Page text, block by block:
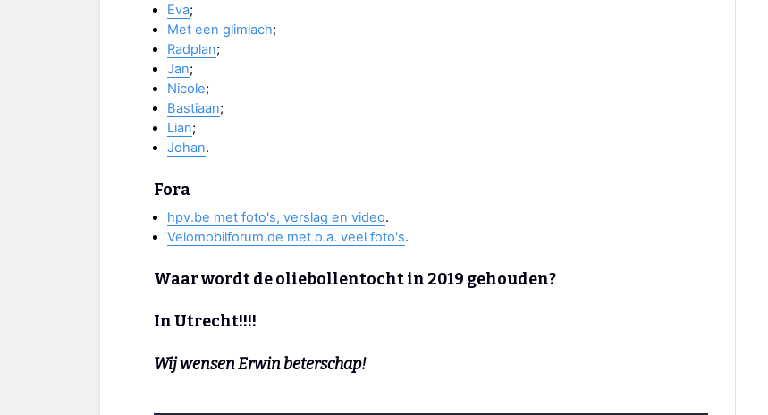
Eva;
Met een glimlach;
Radplan;
Jan;
Nicole;
Bastiaan;
Lian;
Johan.
Fora
hpv.be met foto's, verslag en video.
Velomobilforum.de met o.a. veel foto's.
Waar wordt de oliebollentocht in 2019 gehouden?
In Utrecht!!!!
Wij wensen Erwin beterschap!